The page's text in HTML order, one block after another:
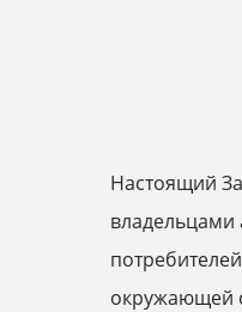
Настоящий
владельцами
окружающей